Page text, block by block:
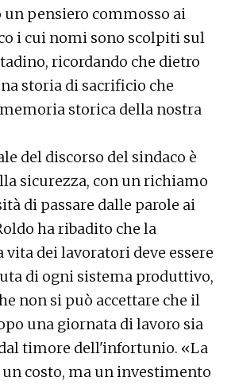
pensiero commosso ai
i cui nomi sono scolpiti sul
ricordando che dietro
storia di sacrificio che
storica della nostra
del discorso del sindaco è
sicurezza, con un richiamo
di passare dalle parole ai
ha ribadito che la
dei lavoratori deve essere
di ogni sistema produttivo,
non si può accettare che il
una giornata di lavoro sia
timore dell'infortunio. «La
un costo, ma un investimento